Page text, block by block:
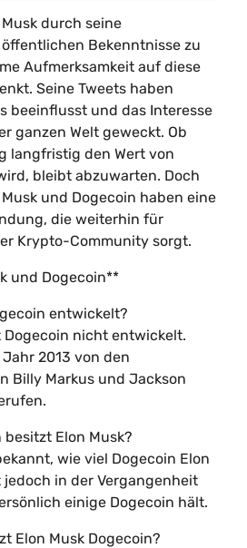
durch seine
Bekenntnisse zu
Aufmerksamkeit auf diese
Seine Tweets haben
beeinflusst und das Interesse
ganzen Welt geweckt. Ob
langfristig den Wert von
bleibt abzuwarten. Doch
und Dogecoin haben eine
die weiterhin für
Krypto-Community sorgt.
und Dogecoin**
entwickelt?
Dogecoin nicht entwickelt.
2013 von den
Billy Markus und Jackson
besitzt Elon Musk?
wie viel Dogecoin Elon
jedoch in der Vergangenheit
einige Dogecoin hält.
Elon Musk Dogecoin?